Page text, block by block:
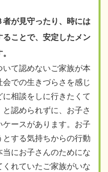
が見守ったり、時には
ことで、安定したメン
て認めないご家族が本
での生きづらさを感じ
相談をしに行きたくて
認められずに、お子さ
ースがあります。お子
する気持ちからの行動
にお子さんのためにな
れていたご家族がいな